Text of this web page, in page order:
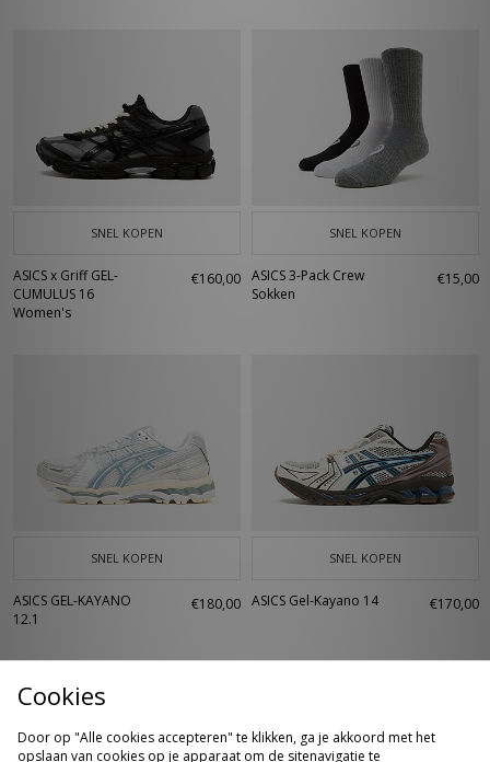
SNEL KOPEN
ASICS x Griff GEL-
CUMULUS 16
Women's
€160,00
SNEL KOPEN
ASICS 3-Pack Crew
Sokken
€15,00
SNEL KOPEN
ASICS GEL-KAYANO
12.1
€180,00
SNEL KOPEN
ASICS Gel-Kayano 14 €170,00
Cookies
Door op "Alle cookies accepteren" te klikken, ga je akkoord met het
opslaan van cookies op je apparaat om de sitenavigatie te